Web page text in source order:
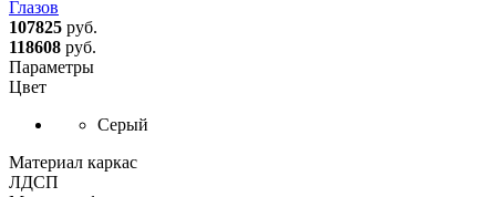
Глазов
107825 руб.
118608 руб.
Параметры
Цвет
Серый
Материал каркас
ЛДСП